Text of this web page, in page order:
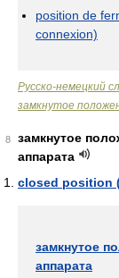
position de
connexion)
Русско-немецкий
замкнутое
8
замкнутое
аппарата
closed position
замкнутое
аппарата